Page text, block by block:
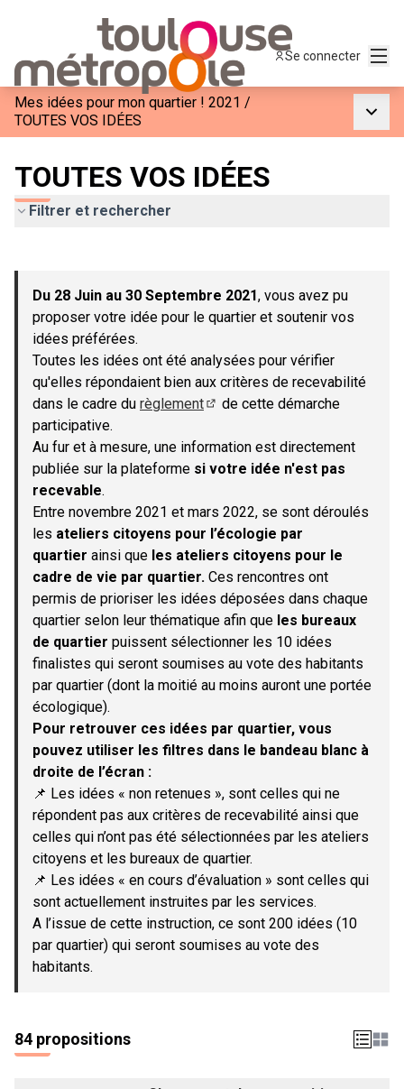
Se connecter
Mes idées pour mon quartier ! 2021 /
TOUTES VOS IDÉES
TOUTES VOS IDÉES
Filtrer et rechercher
−
Du 28 Juin au 30 Septembre 2021, vous avez pu
proposer votre idée pour le quartier et soutenir vos
idées préférées.
Toutes les idées ont été analysées pour vérifier
qu'elles répondaient bien aux critères de recevabilité
dans le cadre du règlement
de cette démarche
participative.
Au fur et à mesure, une information est directement
publiée sur la plateforme si votre idée n'est pas
recevable.
Entre novembre 2021 et mars 2022, se sont déroulés
les ateliers citoyens pour l’écologie par
quartier ainsi que les ateliers citoyens pour le
cadre de vie par quartier. Ces rencontres ont
permis de prioriser les idées déposées dans chaque
quartier selon leur thématique afin que les bureaux
de quartier puissent sélectionner les 10 idées
finalistes qui seront soumises au vote des habitants
par quartier (dont la moitié au moins auront une portée
écologique).
Pour retrouver ces idées par quartier, vous
pouvez utiliser les filtres dans le bandeau blanc à
droite de l’écran :
📌 Les idées « non retenues », sont celles qui ne
répondent pas aux critères de recevabilité ainsi que
celles qui n’ont pas été sélectionnées par les ateliers
citoyens et les bureaux de quartier.
📌 Les idées « en cours d’évaluation » sont celles qui
sont actuellement instruites par les services.
A l’issue de cette instruction, ce sont 200 idées (10
par quartier) qui seront soumises au vote des
habitants.
84 propositions